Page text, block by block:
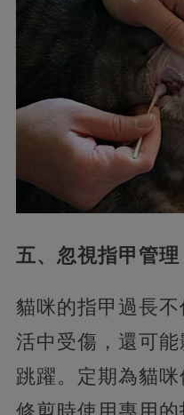
五、忽視指甲管理
貓咪的指甲過長
活中受傷，還可
跳躍。定期為貓